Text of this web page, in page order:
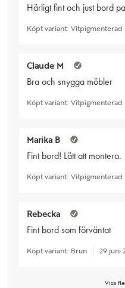
Härligt fint och just bord
Köpt variant: Vitpigmenterad
Claude M
Bra och snygga möbler
Köpt variant: Vitpigmenterad
Marika B
Fint bord! Lätt att montera.
Köpt variant: Vitpigmenterad
Rebecka
Fint bord som förväntat
Köpt variant: Brun 29 juni
Visa